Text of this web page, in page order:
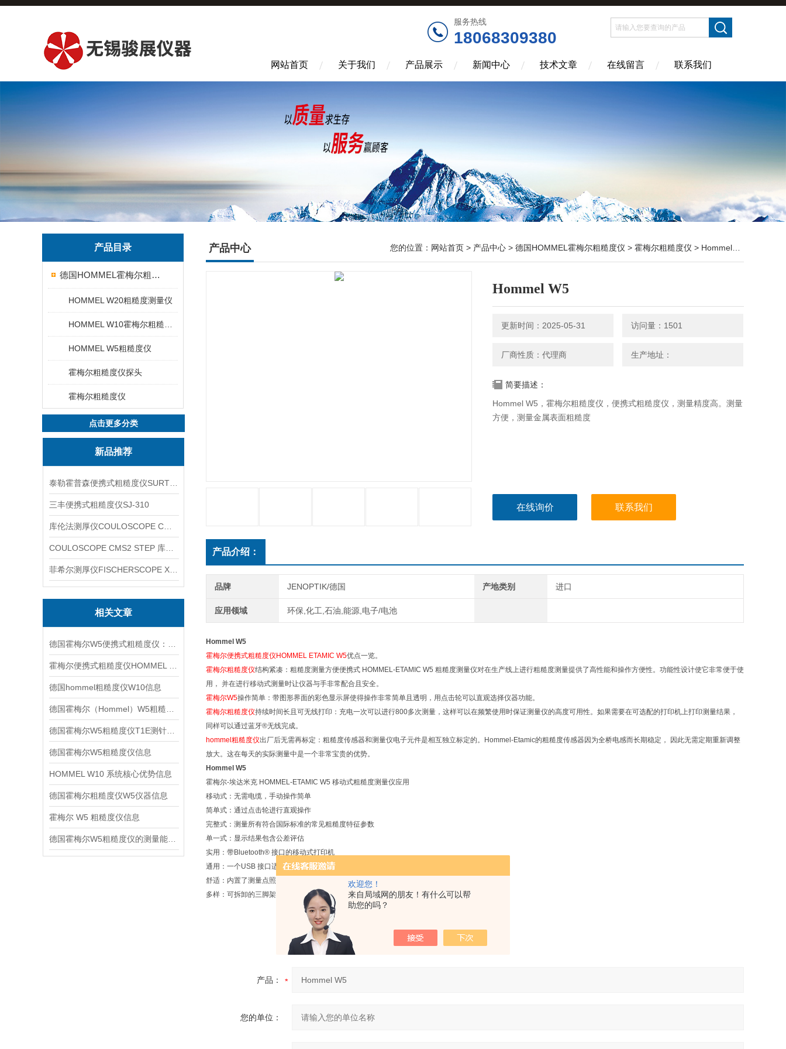
欢迎您！
来自局域网的朋友！有什么可以帮
助您的吗？
服务热线
18068309380
网站首页 关于我们 产品展示 新闻中心 技术文章 在线留言 联系我们
产品目录
德国HOMMEL霍梅尔粗糙度仪
HOMMEL W20粗糙度测量仪
HOMMEL W5粗糙度仪
霍梅尔粗糙度仪探头
霍梅尔粗糙度仪
点击更多分类
新品推荐
三丰便携式粗糙度仪SJ-310
相关文章
德国hommel粗糙度仪W10信息
德国霍梅尔W5粗糙度仪信息
HOMMEL W10 系统核心优势信息
德国霍梅尔粗糙度仪W5仪器信息
霍梅尔 W5 粗糙度仪信息
产品中心 您的位置： 网站首页 > 产品中心 > 德国HOMMEL霍梅尔粗糙度仪 > 霍梅尔粗糙度仪 > Hommel W5
Hommel W5
更新时间：2025-05-31 访问量：1501
厂商性质：代理商 生产地址：
简要描述：
Hommel W5，霍梅尔粗糙度仪，便携式粗糙度仪，测量精度高。测量
方便，测量金属表面粗糙度
在线询价 联系我们
产品介绍：
品牌 JENOPTIK/德国 产地类别 进口
应用领域 环保,化工,石油,能源,电子/电池
Hommel W5
霍梅尔便携式粗糙度仪HOMMEL ETAMIC W5优点一览。
霍梅尔粗糙度仪结构紧凑：粗糙度测量方便便携式 HOMMEL-ETAMIC W5 粗糙度测量仪对在生产线上进行粗糙度测量提供了高性能和操作方便性。功能性设计使它非常便于使
用， 并在进行移动式测量时让仪器与手非常配合且安全。
霍梅尔W5操作简单：带图形界面的彩色显示屏使得操作非常简单且透明，用点击轮可以直观选择仪器功能。
霍梅尔粗糙度仪持续时间长且可无线打印：充电一次可以进行800多次测量，这样可以在频繁使用时保证测量仪的高度可用性。如果需要在可选配的打印机上打印测量结果，
同样可以通过蓝牙®无线完成。
hommel粗糙度仪出厂后无需再标定：粗糙度传感器和测量仪电子元件是相互独立标定的。Hommel-Etamic的粗糙度传感器因为全桥电感而长期稳定， 因此无需定期重新调整
放大。这在每天的实际测量中是一个非常宝贵的优势。
Hommel W5
霍梅尔-埃达米克 HOMMEL-ETAMIC W5 移动式粗糙度测量仪应用
移动式：无需电缆，手动操作简单
简单式：通过点击轮进行直观操作
完整式：测量所有符合国际标准的常见粗糙度特征参数
单一式：显示结果包含公差评估
实用：带Bluetooth® 接口的移动式打印机
通用：一个USB 接口适用于所有功能
舒适：内置了测量点照明系统的探头保护装置
多样：可拆卸的三脚架支腿，精准的工件支撑，固定式高度测量三脚架
产品：
您的单位：